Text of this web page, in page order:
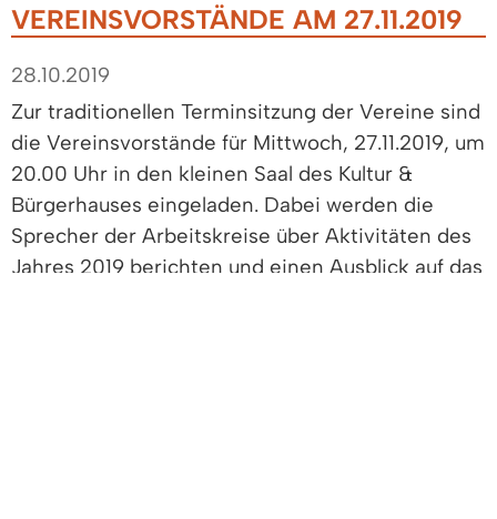
VEREINSVORSTÄNDE AM 27.11.2019
28.10.2019
Zur traditionellen Terminsitzung der Vereine sind
die Vereinsvorstände für Mittwoch, 27.11.2019, um
20.00 Uhr in den kleinen Saal des Kultur &
Bürgerhauses eingeladen. Dabei werden die
Sprecher der Arbeitskreise über Aktivitäten des
Jahres 2019 berichten und einen Ausblick auf das